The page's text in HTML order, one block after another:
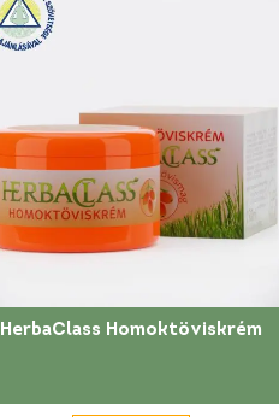
HerbaClass Homoktöviskrém